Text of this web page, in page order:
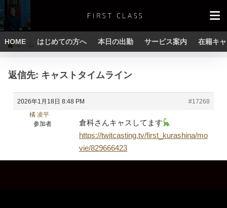
HOME はじめての方へ 本日の出勤 サービス案内 在籍キ
ホーム
返信先: キャストタイムライン
2026年1月18日 8:48 PM
#17268
橘 凌平
参加者
倉科さんキャスしてます
https://twitcasting.tv/first_kurashina/mo
vie/829666423